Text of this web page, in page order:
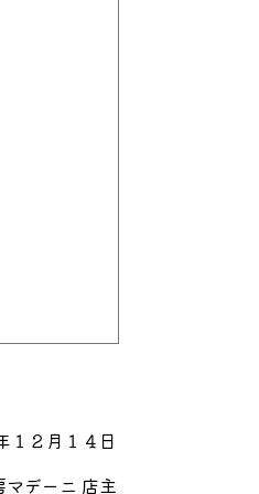
１２月１４日
マデーニ 店主